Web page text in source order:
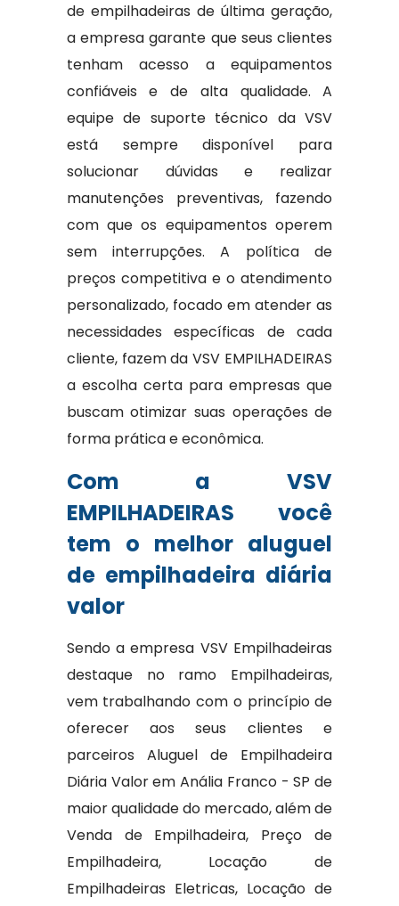
de empilhadeiras de última geração,
a empresa garante que seus clientes
tenham acesso a equipamentos
confiáveis e de alta qualidade. A
equipe de suporte técnico da VSV
está sempre disponível para
solucionar dúvidas e realizar
manutenções preventivas, fazendo
com que os equipamentos operem
sem interrupções. A política de
preços competitiva e o atendimento
personalizado, focado em atender as
necessidades específicas de cada
cliente, fazem da VSV EMPILHADEIRAS
a escolha certa para empresas que
buscam otimizar suas operações de
forma prática e econômica.
Com a VSV
EMPILHADEIRAS você
tem o melhor aluguel
de empilhadeira diária
valor
Sendo a empresa VSV Empilhadeiras
destaque no ramo Empilhadeiras,
vem trabalhando com o princípio de
oferecer aos seus clientes e
parceiros Aluguel de Empilhadeira
Diária Valor em Anália Franco - SP de
maior qualidade do mercado, além de
Venda de Empilhadeira, Preço de
Empilhadeira, Locação de
Empilhadeiras Eletricas, Locação de